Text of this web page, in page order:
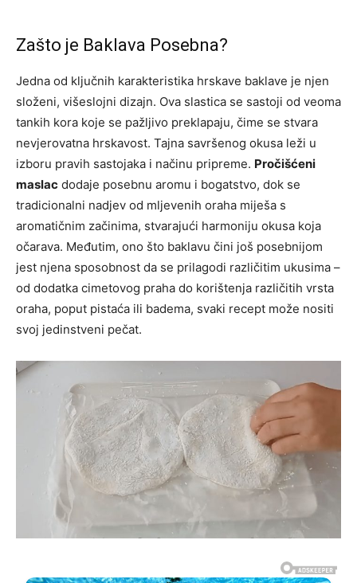
Zašto je Baklava Posebna?
Jedna od ključnih karakteristika hrskave baklave je njen
složeni, višeslojni dizajn. Ova slastica se sastoji od veoma
tankih kora koje se pažljivo preklapaju, čime se stvara
nevjerovatna hrskavost. Tajna savršenog okusa leži u
izboru pravih sastojaka i načinu pripreme. Pročišćeni
maslac dodaje posebnu aromu i bogatstvo, dok se
tradicionalni nadjev od mljevenih oraha miješa s
aromatičnim začinima, stvarajući harmoniju okusa koja
očarava. Međutim, ono što baklavu čini još posebnijom
jest njena sposobnost da se prilagodi različitim ukusima –
od dodatka cimetovog praha do korištenja različitih vrsta
oraha, poput pistaća ili badema, svaki recept može nositi
svoj jedinstveni pečat.